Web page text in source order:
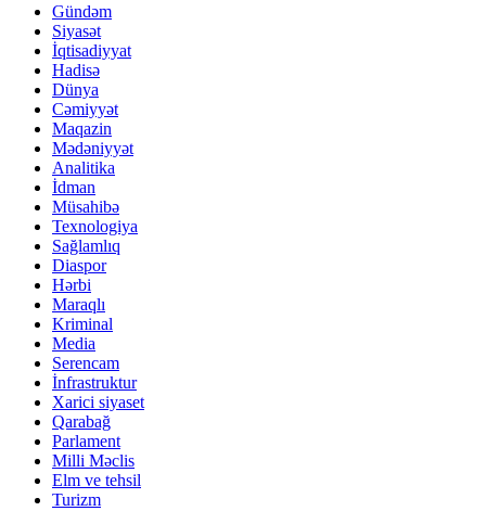
Gündəm
Siyasət
İqtisadiyyat
Hadisə
Dünya
Cəmiyyət
Maqazin
Mədəniyyət
Analitika
İdman
Müsahibə
Texnologiya
Sağlamlıq
Diaspor
Hərbi
Maraqlı
Kriminal
Media
Serencam
İnfrastruktur
Xarici siyaset
Qarabağ
Parlament
Milli Məclis
Elm ve tehsil
Turizm